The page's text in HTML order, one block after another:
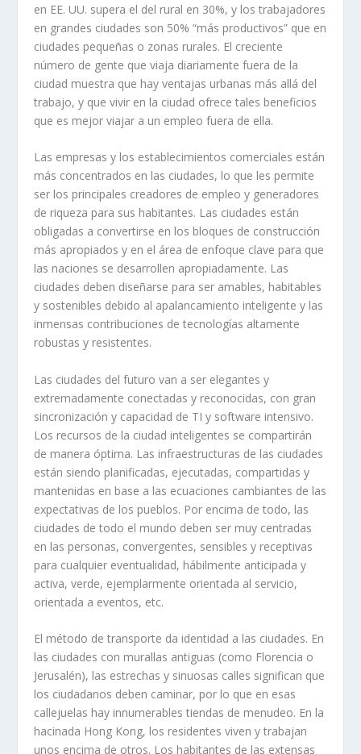
en EE. UU. supera el del rural en 30%, y los trabajadores
en grandes ciudades son 50% “más productivos” que en
ciudades pequeñas o zonas rurales. El creciente
número de gente que viaja diariamente fuera de la
ciudad muestra que hay ventajas urbanas más allá del
trabajo, y que vivir en la ciudad ofrece tales beneficios
que es mejor viajar a un empleo fuera de ella.
Las empresas y los establecimientos comerciales están
más concentrados en las ciudades, lo que les permite
ser los principales creadores de empleo y generadores
de riqueza para sus habitantes. Las ciudades están
obligadas a convertirse en los bloques de construcción
más apropiados y en el área de enfoque clave para que
las naciones se desarrollen apropiadamente. Las
ciudades deben diseñarse para ser amables, habitables
y sostenibles debido al apalancamiento inteligente y las
inmensas contribuciones de tecnologías altamente
robustas y resistentes.
Las ciudades del futuro van a ser elegantes y
extremadamente conectadas y reconocidas, con gran
sincronización y capacidad de TI y software intensivo.
Los recursos de la ciudad inteligentes se compartirán
de manera óptima. Las infraestructuras de las ciudades
están siendo planificadas, ejecutadas, compartidas y
mantenidas en base a las ecuaciones cambiantes de las
expectativas de los pueblos. Por encima de todo, las
ciudades de todo el mundo deben ser muy centradas
en las personas, convergentes, sensibles y receptivas
para cualquier eventualidad, hábilmente anticipada y
activa, verde, ejemplarmente orientada al servicio,
orientada a eventos, etc.
El método de transporte da identidad a las ciudades. En
las ciudades con murallas antiguas (como Florencia o
Jerusalén), las estrechas y sinuosas calles significan que
los ciudadanos deben caminar, por lo que en esas
callejuelas hay innumerables tiendas de menudeo. En la
hacinada Hong Kong, los residentes viven y trabajan
unos encima de otros. Los habitantes de las extensas